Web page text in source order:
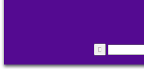
جستجو
برای